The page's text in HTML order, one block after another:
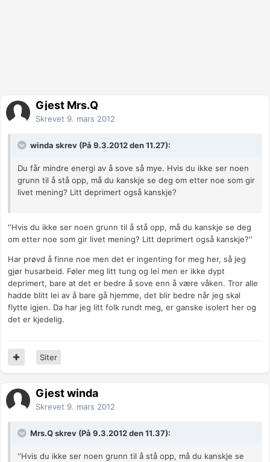
Gjest Mrs.Q
Skrevet 9. mars 2012
winda skrev (På 9.3.2012 den 11.27):
Du får mindre energi av å sove så mye. Hvis du ikke ser noen
grunn til å stå opp, må du kanskje se deg om etter noe som gir
livet mening? Litt deprimert også kanskje?
''Hvis du ikke ser noen grunn til å stå opp, må du kanskje se deg
om etter noe som gir livet mening? Litt deprimert også kanskje?''
Har prøvd å finne noe men det er ingenting for meg her, så jeg
gjør husarbeid. Føler meg litt tung og lei men er ikke dypt
deprimert, bare at det er bedre å sove enn å være våken. Tror alle
hadde blitt lei av å bare gå hjemme, det blir bedre når jeg skal
flytte igjen. Da har jeg litt folk rundt meg, er ganske isolert her og
det er kjedelig.
Siter
Gjest winda
Skrevet 9. mars 2012
Mrs.Q skrev (På 9.3.2012 den 11.37):
''Hvis du ikke ser noen grunn til å stå opp, må du kanskje se